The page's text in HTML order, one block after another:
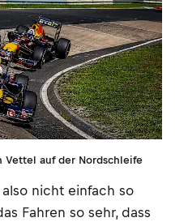
Vettel auf der Nordschleife
nicht einfach so
Fahren so sehr, dass